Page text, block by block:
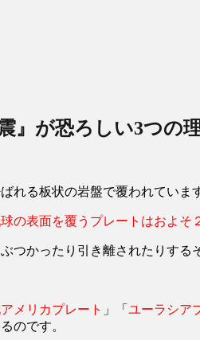
』が恐ろしい3つの
ばれる板状の岩盤で覆われてい
の表面を覆うプレートはおよそ
つかったり引き離されたりす
メリカプレート 」「 ユーラシア
のです。